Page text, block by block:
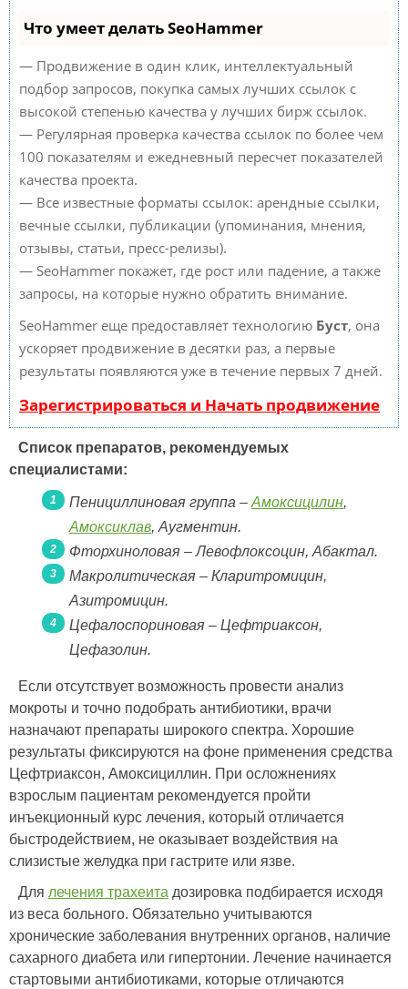
Что умеет делать SeoHammer
— Продвижение в один клик, интеллектуальный
подбор запросов, покупка самых лучших ссылок с
высокой степенью качества у лучших бирж ссылок.
— Регулярная проверка качества ссылок по более чем
100 показателям и ежедневный пересчет показателей
качества проекта.
— Все известные форматы ссылок: арендные ссылки,
вечные ссылки, публикации (упоминания, мнения,
отзывы, статьи, пресс-релизы).
— SeoHammer покажет, где рост или падение, а также
запросы, на которые нужно обратить внимание.
SeoHammer еще предоставляет технологию Буст, она
ускоряет продвижение в десятки раз, а первые
результаты появляются уже в течение первых 7 дней.
Зарегистрироваться и Начать продвижение
Список препаратов, рекомендуемых
специалистами:
Пенициллиновая группа – Амоксицилин,
Амоксиклав, Аугментин.
Фторхиноловая – Левофлоксоцин, Абактал.
Макролитическая – Кларитромицин,
Азитромицин.
Цефалоспориновая – Цефтриаксон,
Цефазолин.
Если отсутствует возможность провести анализ
мокроты и точно подобрать антибиотики, врачи
назначают препараты широкого спектра. Хорошие
результаты фиксируются на фоне применения средства
Цефтриаксон, Амоксициллин. При осложнениях
взрослым пациентам рекомендуется пройти
инъекционный курс лечения, который отличается
быстродействием, не оказывает воздействия на
слизистые желудка при гастрите или язве.
Для лечения трахеита дозировка подбирается исходя
из веса больного. Обязательно учитываются
хронические заболевания внутренних органов, наличие
сахарного диабета или гипертонии. Лечение начинается
стартовыми антибиотиками, которые отличаются